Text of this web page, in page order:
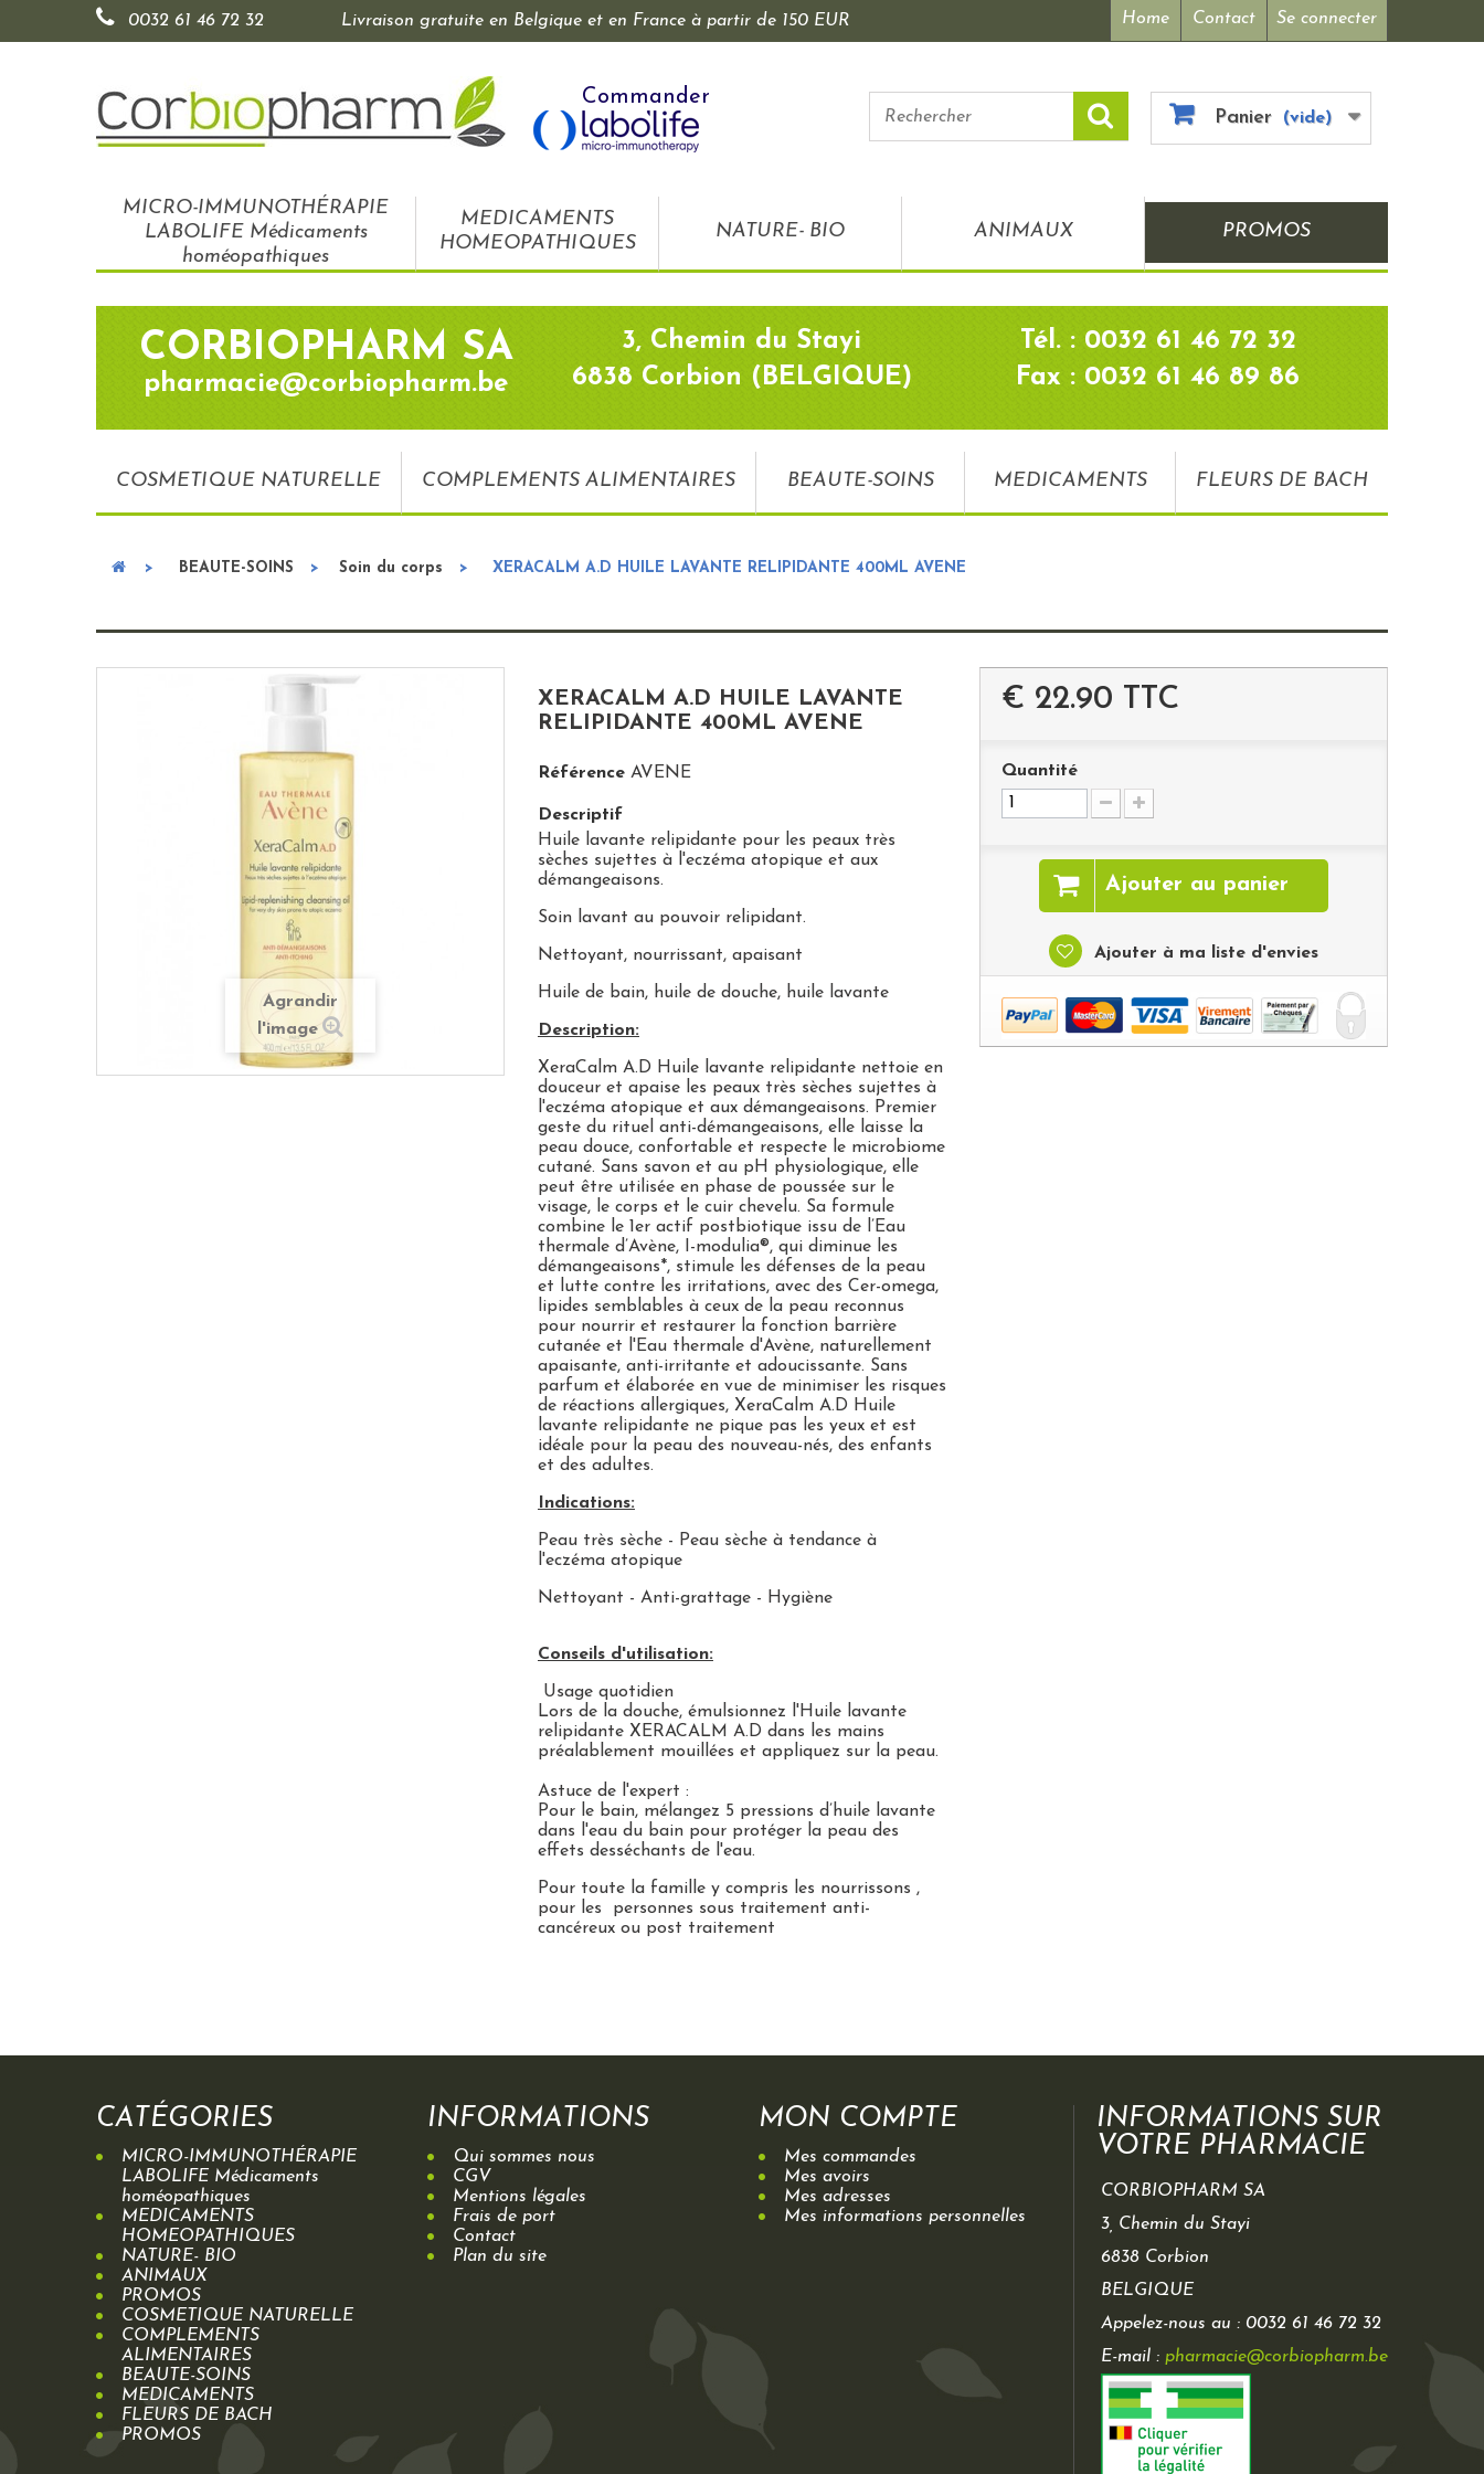
Se connecter
Home Contact
0032 61 46 72 32 Livraison gratuite en Belgique et en France à partir de 150 EUR
Commander
Panier (vide)
MICRO-IMMUNOTHÉRAPIE
LABOLIFE Médicaments
homéopathiques
MEDICAMENTS
HOMEOPATHIQUES
NATURE- BIO ANIMAUX PROMOS
CORBIOPHARM SA
pharmacie@corbiopharm.be
3, Chemin du Stayi
6838 Corbion (BELGIQUE)
Tél. : 0032 61 46 72 32
Fax : 0032 61 46 89 86
COSMETIQUE NATURELLE COMPLEMENTS ALIMENTAIRES BEAUTE-SOINS MEDICAMENTS FLEURS DE BACH
> BEAUTE-SOINS > Soin du corps > XERACALM A.D HUILE LAVANTE RELIPIDANTE 400ML AVENE
Agrandir
l'image
XERACALM A.D HUILE LAVANTE
RELIPIDANTE 400ML AVENE
Référence AVENE
Descriptif
Huile lavante relipidante pour les peaux très
sèches sujettes à l'eczéma atopique et aux
démangeaisons.
Soin lavant au pouvoir relipidant.
Nettoyant, nourrissant, apaisant
Huile de bain, huile de douche, huile lavante
Description:
XeraCalm A.D Huile lavante relipidante nettoie en
douceur et apaise les peaux très sèches sujettes à
l'eczéma atopique et aux démangeaisons. Premier
geste du rituel anti-démangeaisons, elle laisse la
peau douce, confortable et respecte le microbiome
cutané. Sans savon et au pH physiologique, elle
peut être utilisée en phase de poussée sur le
visage, le corps et le cuir chevelu. Sa formule
combine le 1er actif postbiotique issu de l’Eau
thermale d’Avène, I-modulia®, qui diminue les
démangeaisons*, stimule les défenses de la peau
et lutte contre les irritations, avec des Cer-omega,
lipides semblables à ceux de la peau reconnus
pour nourrir et restaurer la fonction barrière
cutanée et l'Eau thermale d'Avène, naturellement
apaisante, anti-irritante et adoucissante. Sans
parfum et élaborée en vue de minimiser les risques
de réactions allergiques, XeraCalm A.D Huile
lavante relipidante ne pique pas les yeux et est
idéale pour la peau des nouveau-nés, des enfants
et des adultes.
Indications:
Peau très sèche - Peau sèche à tendance à
l'eczéma atopique
Nettoyant - Anti-grattage - Hygiène
Conseils d'utilisation:
Usage quotidien
Lors de la douche, émulsionnez l'Huile lavante
relipidante XERACALM A.D dans les mains
préalablement mouillées et appliquez sur la peau.
Astuce de l'expert :
Pour le bain, mélangez 5 pressions d’huile lavante
dans l'eau du bain pour protéger la peau des
effets desséchants de l'eau.
Pour toute la famille y compris les nourrissons ,
pour les personnes sous traitement anti-
cancéreux ou post traitement
€ 22.90 TTC
Quantité
Ajouter au panier
Ajouter à ma liste d'envies
CATÉGORIES
MICRO-IMMUNOTHÉRAPIE
LABOLIFE Médicaments
homéopathiques
MEDICAMENTS
HOMEOPATHIQUES
NATURE- BIO
ANIMAUX
PROMOS
COSMETIQUE NATURELLE
COMPLEMENTS
ALIMENTAIRES
BEAUTE-SOINS
MEDICAMENTS
FLEURS DE BACH
PROMOS
INFORMATIONS
Qui sommes nous
CGV
Mentions légales
Frais de port
Contact
Plan du site
MON COMPTE
Mes commandes
Mes avoirs
Mes adresses
Mes informations personnelles
INFORMATIONS SUR
VOTRE PHARMACIE
CORBIOPHARM SA
3, Chemin du Stayi
6838 Corbion
BELGIQUE
Appelez-nous au : 0032 61 46 72 32
E-mail : pharmacie@corbiopharm.be